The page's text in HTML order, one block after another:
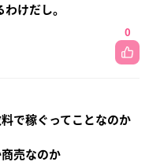
けだし。
0
で稼ぐってことなのか
売なのか